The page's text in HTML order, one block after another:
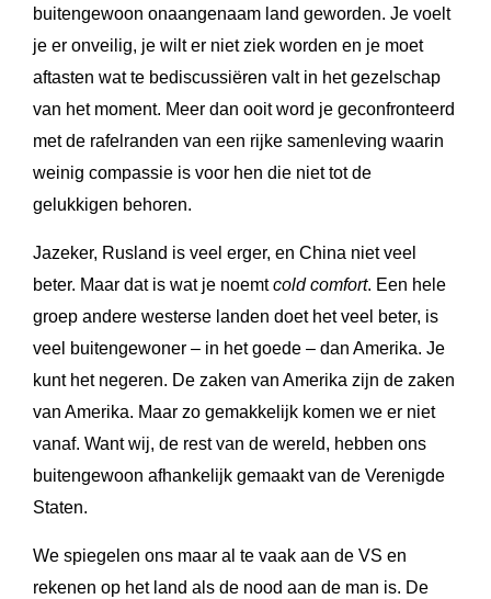
buitengewoon onaangenaam land geworden. Je voelt
je er onveilig, je wilt er niet ziek worden en je moet
aftasten wat te bediscussiëren valt in het gezelschap
van het moment. Meer dan ooit word je geconfronteerd
met de rafelranden van een rijke samenleving waarin
weinig compassie is voor hen die niet tot de
gelukkigen behoren.
Jazeker, Rusland is veel erger, en China niet veel
beter. Maar dat is wat je noemtcold comfort. Een hele
groep andere westerse landen doet het veel beter, is
veel buitengewoner – in het goede – dan Amerika. Je
kunt het negeren. De zaken van Amerika zijn de zaken
van Amerika. Maar zo gemakkelijk komen we er niet
vanaf. Want wij, de rest van de wereld, hebben ons
buitengewoon afhankelijk gemaakt van de Verenigde
Staten.
We spiegelen ons maar al te vaak aan de VS en
rekenen op het land als de nood aan de man is. De